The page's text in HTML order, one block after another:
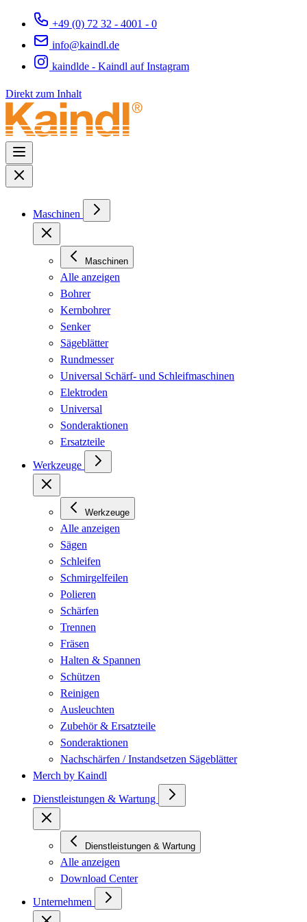
+49 (0) 72 32 - 4001 - 0
info@kaindl.de
kaindlde - Kaindl auf Instagram
Direkt zum Inhalt
Maschinen
Maschinen
Alle anzeigen
Bohrer
Kernbohrer
Senker
Sägeblätter
Rundmesser
Universal Schärf- und Schleifmaschinen
Elektroden
Universal
Sonderaktionen
Ersatzteile
Werkzeuge
Werkzeuge
Alle anzeigen
Sägen
Schleifen
Schmirgelfeilen
Polieren
Schärfen
Trennen
Fräsen
Halten & Spannen
Schützen
Reinigen
Ausleuchten
Zubehör & Ersatzteile
Sonderaktionen
Nachschärfen / Instandsetzen Sägeblätter
Merch by Kaindl
Dienstleistungen & Wartung
Dienstleistungen & Wartung
Alle anzeigen
Download Center
Unternehmen